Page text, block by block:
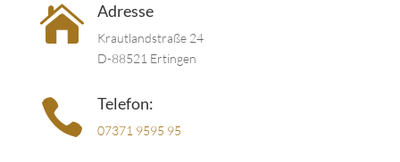
 Adresse
Krautlandstraße 24
D-88521 Ertingen
 Telefon:
07371 9595 95